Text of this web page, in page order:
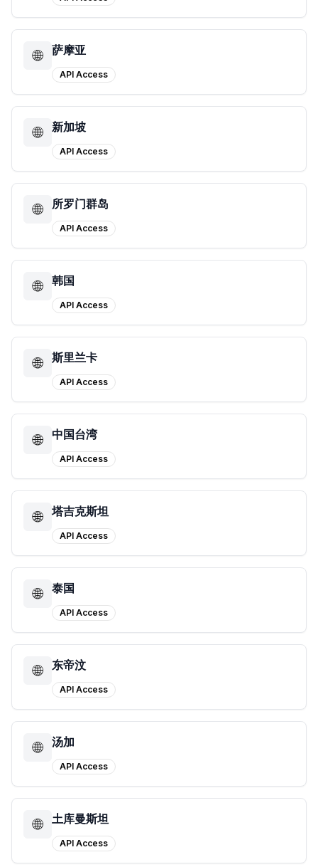
🌐 萨摩亚
API Access
🌐 新加坡
API Access
🌐 所罗门群岛
API Access
🌐 韩国
API Access
🌐 斯里兰卡
API Access
🌐 中国台湾
API Access
🌐 塔吉克斯坦
API Access
🌐 泰国
API Access
🌐 东帝汶
API Access
🌐 汤加
API Access
🌐 土库曼斯坦
API Access